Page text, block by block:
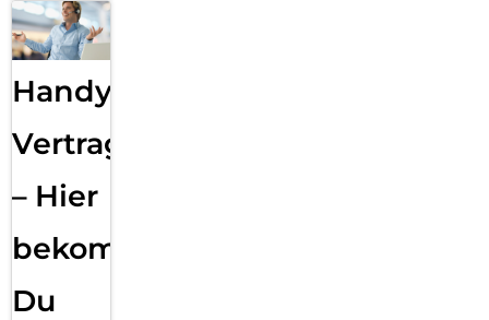
Handy
Vertragsabwicklung
– Hier
bekommst
Du